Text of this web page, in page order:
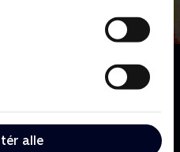
alle
historie om de
appel fra Michael
tre livstidsdomme